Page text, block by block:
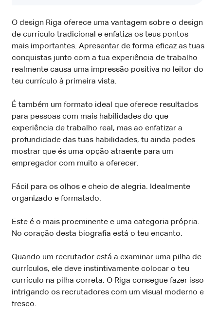
O design Riga oferece uma vantagem sobre o design
de currículo tradicional e enfatiza os teus pontos
mais importantes. Apresentar de forma eficaz as tuas
conquistas junto com a tua experiência de trabalho
realmente causa uma impressão positiva no leitor do
teu currículo à primeira vista.
É também um formato ideal que oferece resultados
para pessoas com mais habilidades do que
experiência de trabalho real, mas ao enfatizar a
profundidade das tuas habilidades, tu ainda podes
mostrar que és uma opção atraente para um
empregador com muito a oferecer.
Fácil para os olhos e cheio de alegria. Idealmente
organizado e formatado.
Este é o mais proeminente e uma categoria própria.
No coração desta biografia está o teu encanto.
Quando um recrutador está a examinar uma pilha de
currículos, ele deve instintivamente colocar o teu
currículo na pilha correta. O Riga consegue fazer isso
intrigando os recrutadores com um visual moderno e
fresco.